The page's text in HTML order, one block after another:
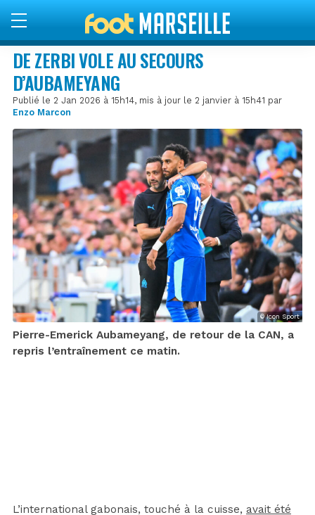
DE ZERBI VOLE AU SECOURS
D’AUBAMEYANG
Publié le 2 Jan 2026 à 15h14, mis à jour le 2 janvier à 15h41 par
Enzo Marcon
© Icon Sport
Pierre-Emerick Aubameyang, de retour de la CAN, a
repris l’entraînement ce matin.
L’international gabonais, touché à la cuisse, avait été